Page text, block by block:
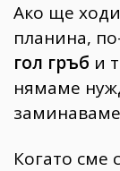
Ако ще
планина,
гол гръб и
нямаме
Когато сме